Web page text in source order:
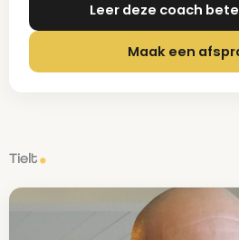
Leer deze coach
Maak een
Tielt